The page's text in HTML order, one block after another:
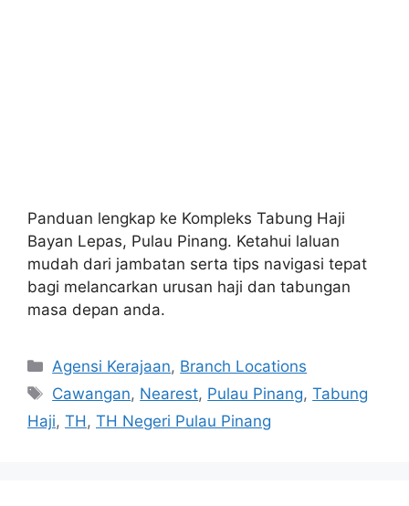
Panduan lengkap ke Kompleks Tabung Haji
Bayan Lepas, Pulau Pinang. Ketahui laluan
mudah dari jambatan serta tips navigasi tepat
bagi melancarkan urusan haji dan tabungan
masa depan anda.
Categories
Agensi Kerajaan, Branch Locations
Tags
Cawangan, Nearest, Pulau Pinang,Tabung
Haji, TH , TH Negeri Pulau Pinang